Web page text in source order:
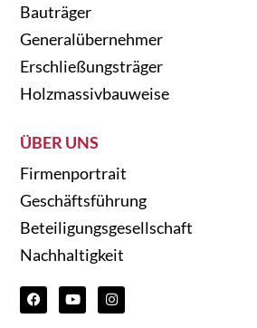
Bauträger
Generalübernehmer
Erschließungsträger
Holzmassivbauweise
ÜBER UNS
Firmenportrait
Geschäftsführung
Beteiligungsgesellschaft
Nachhaltigkeit